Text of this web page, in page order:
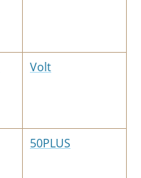
Volt
50PLUS